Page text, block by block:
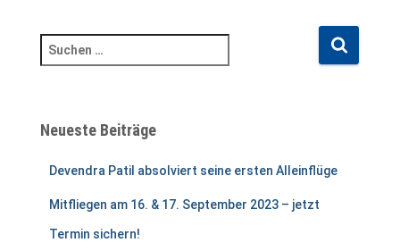
u
eNeueste Beiträge
Devendra Patil absolviert seine ersten Alleinflüge
Mitfliegen am 16. & 17. September 2023 – jetzt
Termin sichern!